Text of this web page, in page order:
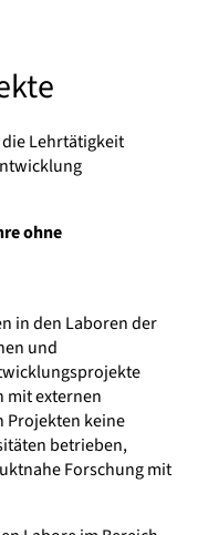
Lehrtätigkeit
ohne
in den Laboren der
und
mit externen
Projekten keine
betrieben,
Forschung mit